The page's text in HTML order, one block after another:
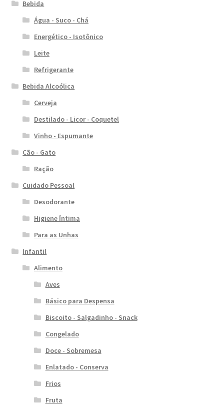
Bebida
Água - Suco - Chá
Energético - Isotônico
Leite
Refrigerante
Bebida Alcoólica
Cerveja
Destilado - Licor - Coquetel
Vinho - Espumante
Cão - Gato
Ração
Cuidado Pessoal
Desodorante
Higiene Íntima
Para as Unhas
Infantil
Alimento
Aves
Básico para Despensa
Biscoito - Salgadinho - Snack
Congelado
Doce - Sobremesa
Enlatado - Conserva
Frios
Fruta